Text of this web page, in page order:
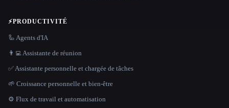
⚡PRODUCTIVITÉ
🦾 Agents d'IA
👨‍💻 Assistante de réunion
✅ Assistante personnelle et chargée de tâches
🌱 Croissance personnelle et bien-être
⚙️ Flux de travail et automatisation